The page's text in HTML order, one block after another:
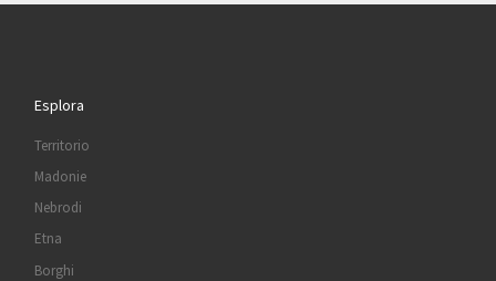
Esplora
Territorio
Madonie
Nebrodi
Etna
Borghi